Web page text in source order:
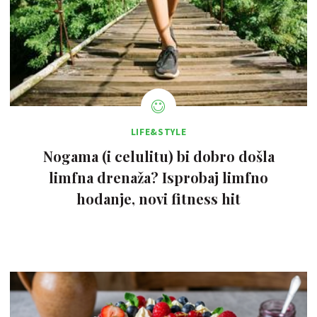
LIFE&STYLE
Nogama (i celulitu) bi dobro došla
limfna drenaža? Isprobaj limfno
hodanje, novi fitness hit